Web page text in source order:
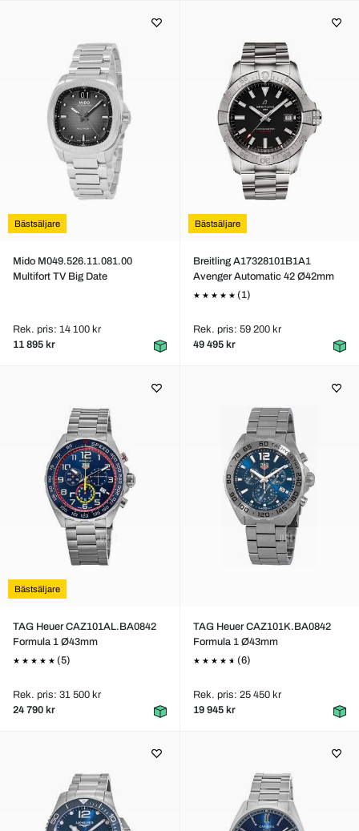
Bästsäljare
Mido M049.526.11.081.00
Multifort TV Big Date
Rek. pris: 14 100 kr
11 895 kr
Bästsäljare
Breitling A17328101B1A1
Avenger Automatic 42 Ø42mm
(1)
Rek. pris: 59 200 kr
49 495 kr
Bästsäljare
TAG Heuer CAZ101AL.BA0842
Formula 1 Ø43mm
(5)
Rek. pris: 31 500 kr
24 790 kr
TAG Heuer CAZ101K.BA0842
Formula 1 Ø43mm
(6)
Rek. pris: 25 450 kr
19 945 kr